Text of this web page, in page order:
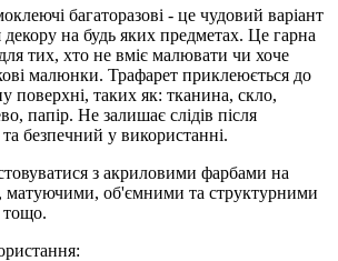
багаторазові - це чудовий варіант
декору на будь яких предметах. Це гарна
тих, хто не вміє малювати чи хоче
малюнки. Трафарет приклеюється до
поверхні, таких як: тканина, скло,
папір. Не залишає слідів після
безпечний у використанні.
з акриловими фарбами на
матуючими, об'ємними та структурними
тощо.